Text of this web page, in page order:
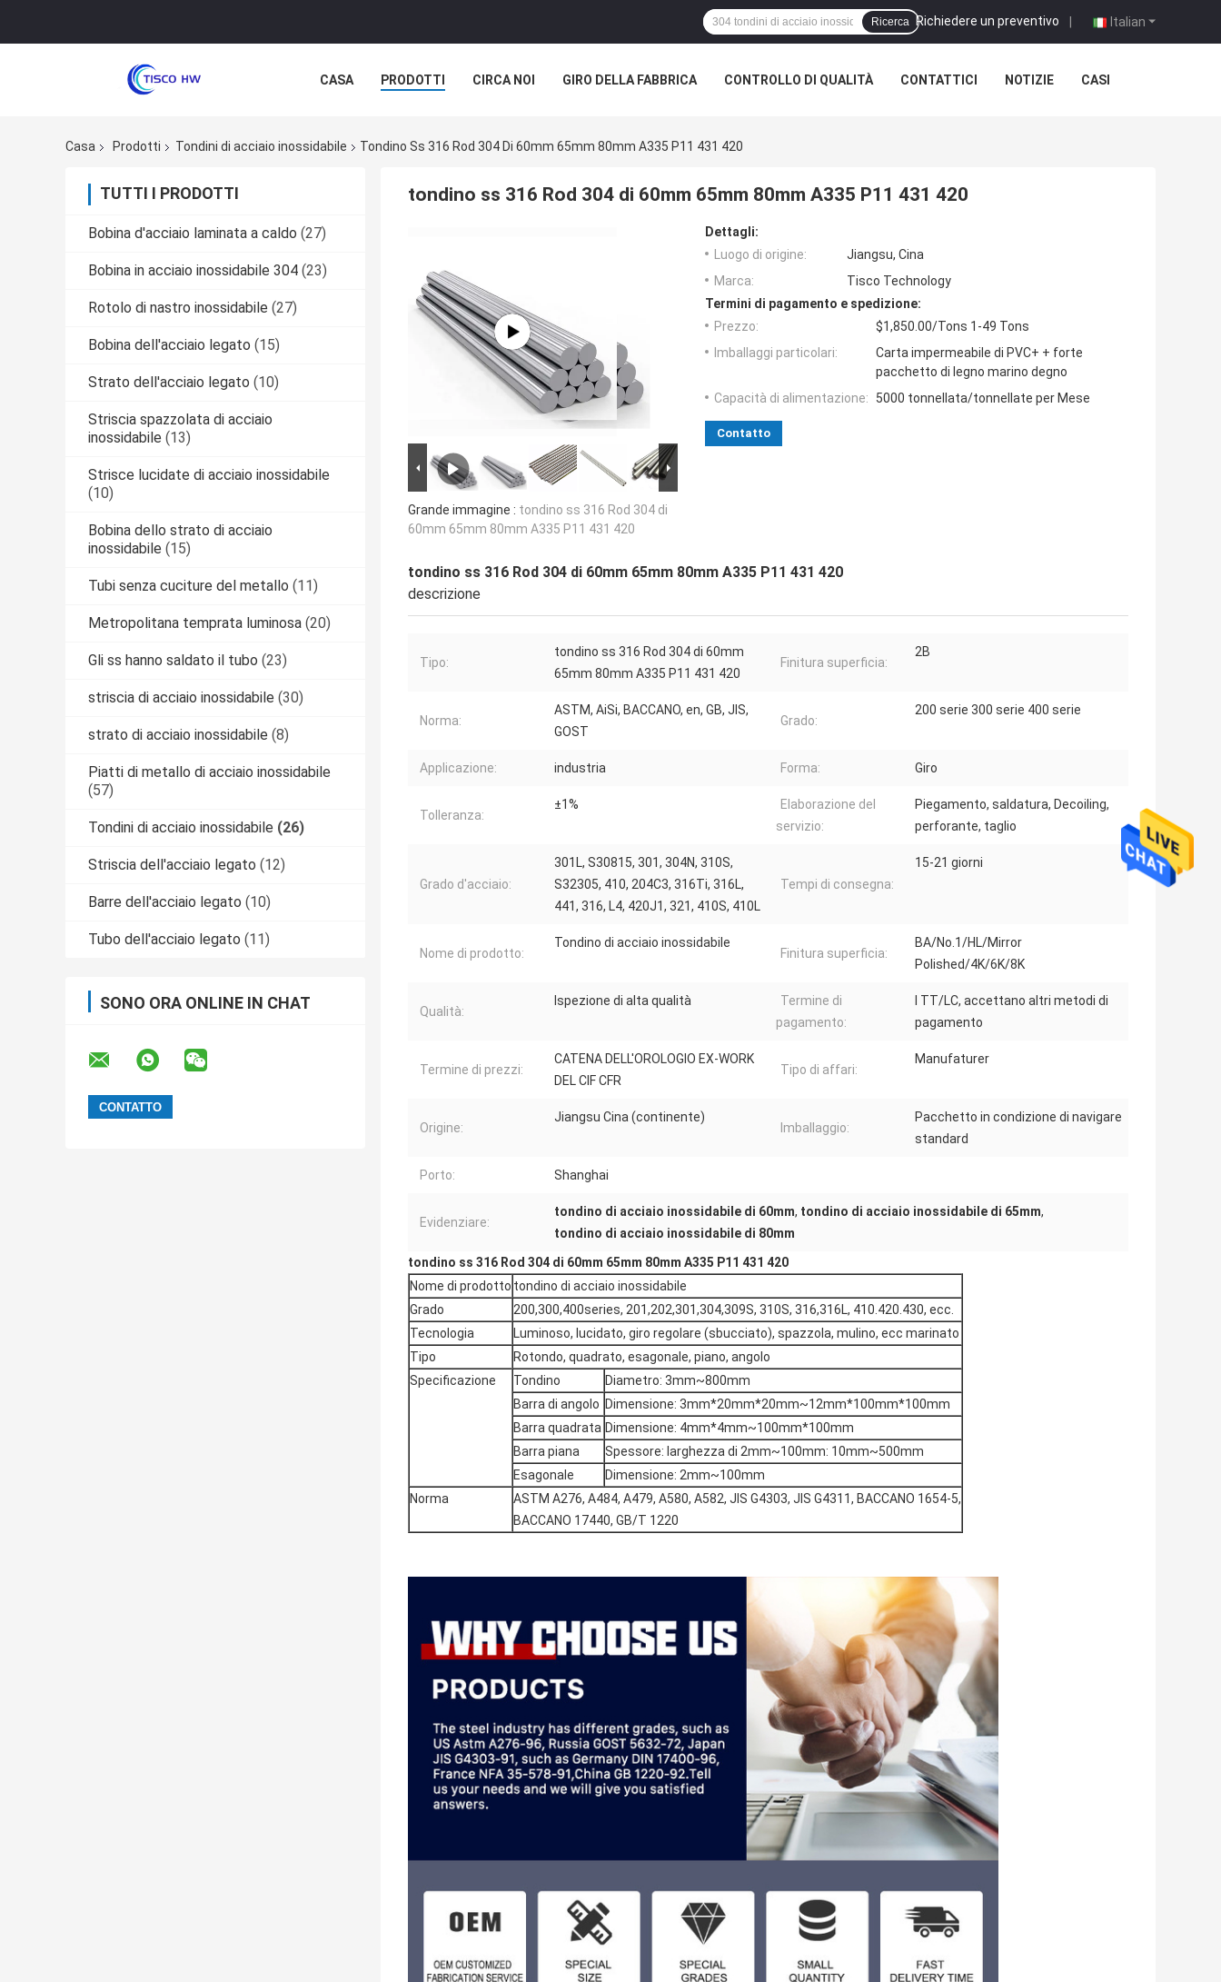
Italian
Richiedere un preventivo |
Ricerca
CASA PRODOTTI CIRCA NOI GIRO DELLA FABBRICA CONTROLLO DI QUALITÀ CONTATTICI NOTIZIE CASI
Casa Prodotti Tondini di acciaio inossidabile Tondino Ss 316 Rod 304 Di 60mm 65mm 80mm A335 P11 431 420
TUTTI I PRODOTTI
Bobina d'acciaio laminata a caldo (27)
Bobina in acciaio inossidabile 304 (23)
Rotolo di nastro inossidabile (27)
Bobina dell'acciaio legato (15)
Strato dell'acciaio legato (10)
Striscia spazzolata di acciaio
inossidabile (13)
Strisce lucidate di acciaio inossidabile
(10)
Bobina dello strato di acciaio
inossidabile (15)
Tubi senza cuciture del metallo (11)
Metropolitana temprata luminosa (20)
Gli ss hanno saldato il tubo (23)
striscia di acciaio inossidabile (30)
strato di acciaio inossidabile (8)
Piatti di metallo di acciaio inossidabile
(57)
Tondini di acciaio inossidabile (26)
Striscia dell'acciaio legato (12)
Barre dell'acciaio legato (10)
Tubo dell'acciaio legato (11)
SONO ORA ONLINE IN CHAT
tondino ss 316 Rod 304 di 60mm 65mm 80mm A335 P11 431 420
Grande immagine : tondino ss 316 Rod 304 di
60mm 65mm 80mm A335 P11 431 420
Dettagli:
Luogo di origine:
Jiangsu, Cina
Marca:
Tisco Technology
Termini di pagamento e spedizione:
Prezzo:
$1,850.00/Tons 1-49 Tons
Imballaggi particolari:
Carta impermeabile di PVC+ + forte
pacchetto di legno marino degno
Capacità di alimentazione:
5000 tonnellata/tonnellate per Mese
Contatto
tondino ss 316 Rod 304 di 60mm 65mm 80mm A335 P11 431 420
descrizione
Tipo:
tondino ss 316 Rod 304 di 60mm
65mm 80mm A335 P11 431 420
Finitura superficia:
2B
Norma:
ASTM, AiSi, BACCANO, en, GB, JIS,
GOST
Grado:
200 serie 300 serie 400 serie
Applicazione: industria Forma: Giro
Tolleranza:
±1%
Elaborazione del
servizio:
Piegamento, saldatura, Decoiling,
perforante, taglio
Grado d'acciaio:
301L, S30815, 301, 304N, 310S,
S32305, 410, 204C3, 316Ti, 316L,
441, 316, L4, 420J1, 321, 410S, 410L
Tempi di consegna:
15-21 giorni
Nome di prodotto:
Tondino di acciaio inossidabile
Finitura superficia:
BA/No.1/HL/Mirror
Polished/4K/6K/8K
Qualità:
Ispezione di alta qualità
Termine di
pagamento:
I TT/LC, accettano altri metodi di
pagamento
Termine di prezzi:
CATENA DELL'OROLOGIO EX-WORK
DEL CIF CFR
Tipo di affari:
Manufaturer
Origine:
Jiangsu Cina (continente)
Imballaggio:
Pacchetto in condizione di navigare
standard
Porto: Shanghai
Evidenziare:
tondino di acciaio inossidabile di 60mm, tondino di acciaio inossidabile di 65mm,
tondino di acciaio inossidabile di 80mm
tondino ss 316 Rod 304 di 60mm 65mm 80mm A335 P11 431 420
Nome di prodotto tondino di acciaio inossidabile
Grado
200,300,400series, 201,202,301,304,309S, 310S, 316,316L, 410.420.430, ecc.
Tecnologia
Luminoso, lucidato, giro regolare (sbucciato), spazzola, mulino, ecc marinato
Tipo
Rotondo, quadrato, esagonale, piano, angolo
Specificazione
Tondino
Diametro: 3mm~800mm
Barra di angolo Dimensione: 3mm*20mm*20mm~12mm*100mm*100mm
Barra quadrata Dimensione: 4mm*4mm~100mm*100mm
Barra piana
Spessore: larghezza di 2mm~100mm: 10mm~500mm
Esagonale
Dimensione: 2mm~100mm
Norma
ASTM A276, A484, A479, A580, A582, JIS G4303, JIS G4311, BACCANO 1654-5,
BACCANO 17440, GB/T 1220